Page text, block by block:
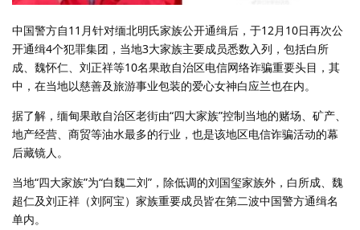
中国警方自11月针对缅北明氏家族公开通缉后，于12月10日再次公
开通缉4个犯罪集团，当地3大家族主要成员悉数入列，包括白所
成、魏怀仁、刘正祥等10名果敢自治区电信网络诈骗重要头目，其
中，在当地以慈善及旅游事业包装的爱心女神白应兰也在内。
据了解，缅甸果敢自治区老街由“四大家族”控制当地的赌场、矿产、
地产经营、商贸等油水最多的行业，也是该地区电信诈骗活动的幕
后藏镜人。
当地“四大家族”为“白魏二刘”，除低调的刘国玺家族外，白所成、魏
超仁及刘正祥（刘阿宝）家族重要成员皆在第二波中国警方通缉名
单内。